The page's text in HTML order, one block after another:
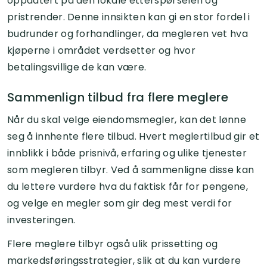
pristrender. Denne innsikten kan gi en stor fordel i
budrunder og forhandlinger, da megleren vet hva
kjøperne i området verdsetter og hvor
betalingsvillige de kan være.
Sammenlign tilbud fra flere meglere
Når du skal velge eiendomsmegler, kan det lønne
seg å innhente flere tilbud. Hvert meglertilbud gir et
innblikk i både prisnivå, erfaring og ulike tjenester
som megleren tilbyr. Ved å sammenligne disse kan
du lettere vurdere hva du faktisk får for pengene,
og velge en megler som gir deg mest verdi for
investeringen.
Flere meglere tilbyr også ulik prissetting og
markedsføringsstrategier, slik at du kan vurdere